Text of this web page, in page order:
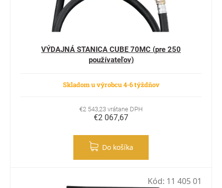
VÝDAJNÁ STANICA CUBE 70MC (pre 250
používateľov)
Skladom u výrobcu 4-6 týždňov
€2 543,23 vrátane DPH
€2 067,67
Do košíka
Kód: 11 405 01